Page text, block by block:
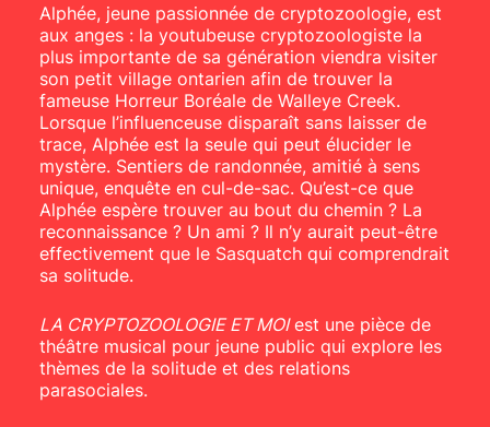
Alphée, jeune passionnée de cryptozoologie, est
aux anges : la youtubeuse cryptozoologiste la
plus importante de sa génération viendra visiter
son petit village ontarien afin de trouver la
fameuse Horreur Boréale de Walleye Creek.
Lorsque l’influenceuse disparaît sans laisser de
trace, Alphée est la seule qui peut élucider le
mystère. Sentiers de randonnée, amitié à sens
unique, enquête en cul-de-sac. Qu’est-ce que
Alphée espère trouver au bout du chemin ? La
reconnaissance ? Un ami ? Il n’y aurait peut-être
effectivement que le Sasquatch qui comprendrait
sa solitude.
LA CRYPTOZOOLOGIE ET MOIest une pièce de
théâtre musical pour jeune public qui explore les
thèmes de la solitude et des relations
parasociales.